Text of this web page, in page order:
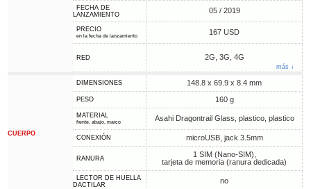
FECHA DE
LANZAMIENTO
05 / 2019
PRECIO
en la fecha de lanzamiento 167 USD
RED 2G, 3G, 4G
más ↓
CUERPO
DIMENSIONES 148.8 x 69.9 x 8.4 mm
PESO 160 g
MATERIAL
frente, abajo, marco Asahi Dragontrail Glass, plastico, plastico
CONEXIÓN microUSB, jack 3.5mm
RANURA
1 SIM (Nano-SIM),
tarjeta de memoria (ranura dedicada)
LECTOR DE HUELLA
DACTILAR
no